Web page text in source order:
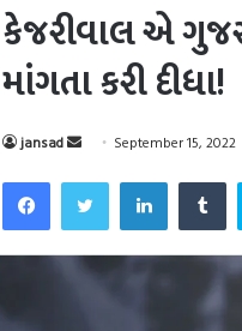
કેજરીવાલ એ
માંગતા કરી દીધા!
jansad
Send
email
September 15, 2022
Facebook
Twitter